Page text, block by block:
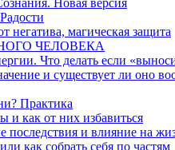
Новая версия
негатива, магическая защита
ЧЕЛОВЕКА
Что делать если
и существует ли оно
Практика
и как от них избавиться
последствия и влияние на
как собрать себя по частям